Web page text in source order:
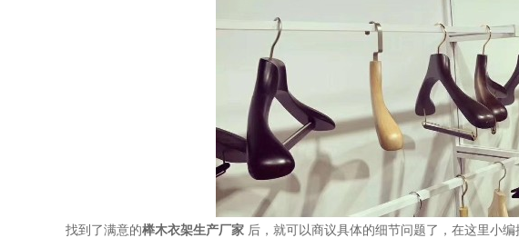
找到了满意的榉木衣架生产厂家 后，就可以商议具体的细节问题了，在这里小